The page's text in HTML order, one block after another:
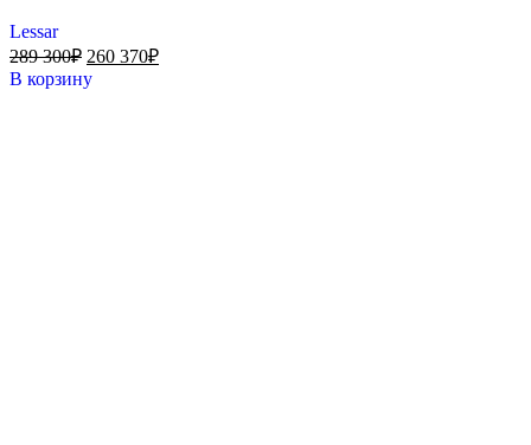
Lessar
289 300₽ 260 370₽
В корзину